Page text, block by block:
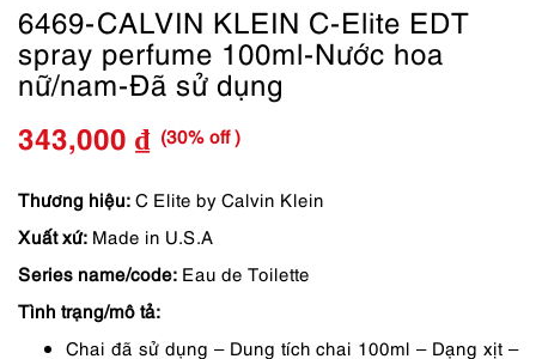
6469-CALVIN KLEIN C-Elite EDT
spray perfume 100ml-Nước hoa
nữ/nam-Đã sử dụng
Giá
gốc
là:
490,000 ₫.
343,000 ₫
Giá
hiện
tại
là:
343,000 ₫.
(30% off )
Thương hiệu: C Elite by Calvin Klein
Xuất xứ: Made in U.S.A
Series name/code: Eau de Toilette
Tình trạng/mô tả:
Chai đã sử dụng – Dung tích chai 100ml – Dạng xịt –